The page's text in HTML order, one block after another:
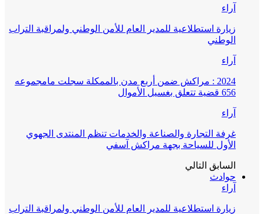
آراء
زيارة استطلاعية للمدير العام للأمن الوطني ولمراقبة التراب
الوطني
آراء
2024 : مراكش ضمن أربع مدن بالممكلة سجلت مامجموعه
656 قضية تتعلق بغسيل الأموال
آراء
غرفة التجارة والصناعة والخدمات تنظم المنتدى الجهوي
الأول للسياحة بجهة مراكش آسفي
السابق التالي
حوادث
آراء
زيارة استطلاعية للمدير العام للأمن الوطني ولمراقبة التراب